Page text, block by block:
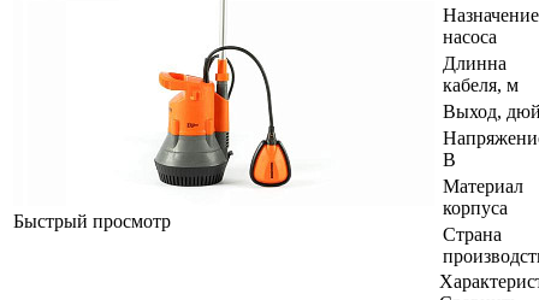
Быстрый просмотр
Назначение
насоса
Длинна
кабеля, м
Выход,
В
Материал
корпуса
Страна